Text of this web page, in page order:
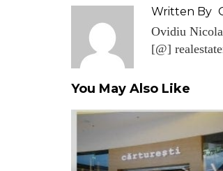
Written By
Ovidiu
[@]
You May Also Like